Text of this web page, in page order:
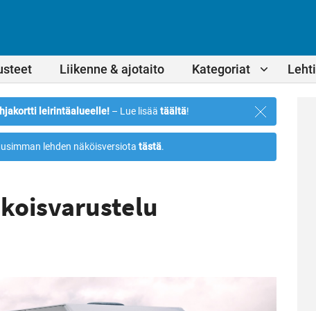
Liikenne & ajotaito Kategoriat Lehti
leirintäalueelle! – Lue lisää täältä!
Sulje
ilmoitus
lehden näköisversiota tästä.